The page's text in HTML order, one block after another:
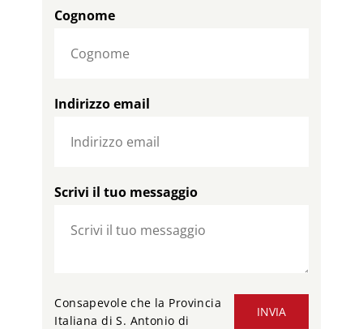
Cognome
Indirizzo email
Scrivi il tuo messaggio
INVIA
Consapevole che la Provincia
Italiana di S. Antonio di